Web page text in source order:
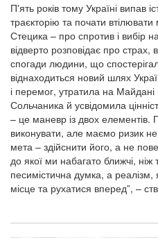
П'ять років тому Україні випав
траєкторію та почати
Стецика – про спротив і вибір
відверто розповідає про страх,
спогади людини, що
віднаходиться новий шлях
і перемог, утратила на
Сольчаника й усвідомила
– це маневр із двох
виконувати, але маємо ризик
мета – здійснити його, а не
до якої ми набагато ближчі, ніж
песимістична думка, а реалізм,
місце та рухатися вперед”, –